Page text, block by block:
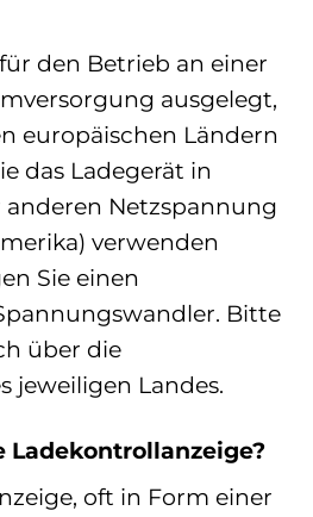
den Betrieb an einer
ausgelegt,
europäischen Ländern
das Ladegerät in
Netzspannung
verwenden
Sie einen
Bitte
über die
jeweiligen Landes.
Ladekontrollanzeige?
oft in Form einer